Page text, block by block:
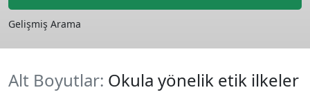
Gelişmiş Arama
Alt Boyutlar: Okula yönelik etik ilkeler